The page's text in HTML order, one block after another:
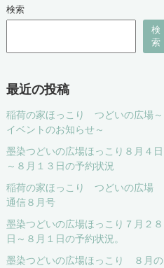
検索
検
索
最近の投稿
稲荷の家ほっこり つどいの広場～
イベントのお知らせ～
墨染つどいの広場ほっこり８月４日
～８月１３日の予約状況
稲荷の家ほっこり つどいの広場
通信８月号
墨染つどいの広場ほっこり７月２８
日～８月１日の予約状況。
墨染つどいの広場ほっこり ８月の